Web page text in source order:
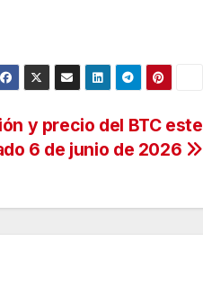
y precio del BTC este
6 de junio de 2026